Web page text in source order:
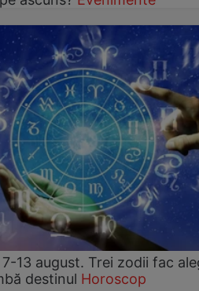
13 august. Trei zodii fac
destinul Horoscop